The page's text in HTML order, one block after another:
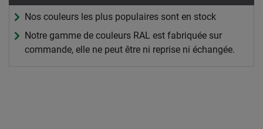
Nos couleurs les plus populaires sont en stock
Notre gamme de couleurs RAL est fabriquée sur
commande, elle ne peut être ni reprise ni échangée.